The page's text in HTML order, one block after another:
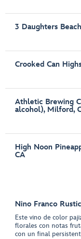
3 Daughters
Crooked Can
Athletic Brewing
alcohol), Milford,
High Noon
CA
Nino Franco
Este vino de color
florales con notas
con un final